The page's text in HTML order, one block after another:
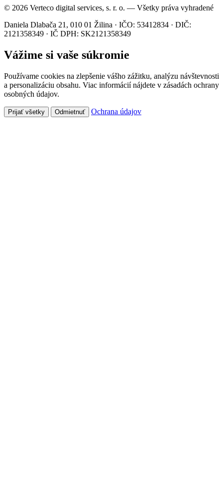
© 2026 Verteco digital services, s. r. o. — Všetky práva vyhradené
Daniela Dlabača 21, 010 01 Žilina · IČO: 53412834 · DIČ:
2121358349 · IČ DPH: SK2121358349
Vážime si vaše súkromie
Používame cookies na zlepšenie vášho zážitku, analýzu návštevnosti
a personalizáciu obsahu. Viac informácií nájdete v zásadách ochrany
osobných údajov.
Prijať všetky Odmietnuť Ochrana údajov